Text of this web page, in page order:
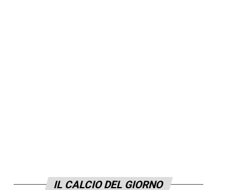
IL CALCIO DEL GIORNO